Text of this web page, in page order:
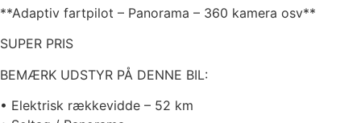
**Adaptiv fartpilot – Panorama – 360 kamera osv**
SUPER PRIS
BEMÆRK UDSTYR PÅ DENNE BIL:
• Elektrisk rækkevidde – 52 km